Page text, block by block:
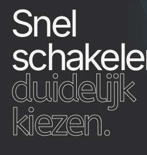
Snel
duidelijk
kiezen.